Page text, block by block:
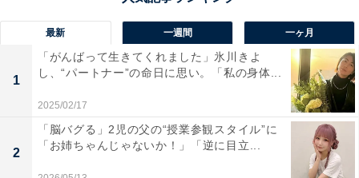
最新 一週間 一ヶ月
1
「がんばって生きてくれました」氷川きよ
し、“パートナー”の命日に思い。「私の身体...
2025/02/17
2
「脳バグる」2児の父の“授業参観スタイル”に
「お姉ちゃんじゃないか！」「逆に目立...